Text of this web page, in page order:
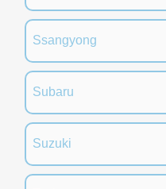
Ssangyong
Subaru
Suzuki